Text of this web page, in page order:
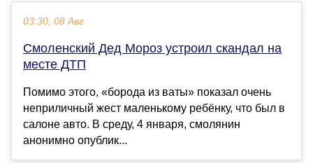
03:30, 08 Авг
Смоленский Дед Мороз устроил скандал на
месте ДТП
Помимо этого, «борода из ваты» показал очень
неприличный жест маленькому ребёнку, что был в
салоне авто. В среду, 4 января, смолянин
анонимно опублик...